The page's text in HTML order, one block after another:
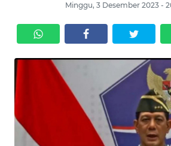
Minggu, 3 Desember 2023 -
KRIMINAL
EKUIN
SAINS-TEKNO
KESEHATAN